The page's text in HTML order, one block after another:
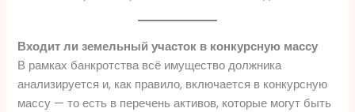
Входит ли земельный участок в конкурсную массу
В рамках банкротства всё имущество должника
анализируется и, как правило, включается в конкурсную
массу — то есть в перечень активов, которые могут быть